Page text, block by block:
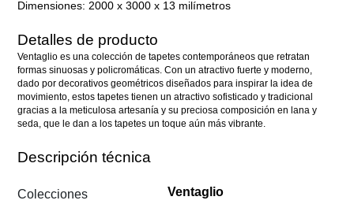
Dimensiones: 2000 x 3000 x 13 milímetros
Detalles de producto
Ventaglio es una colección de tapetes contemporáneos que retratan
formas sinuosas y policromáticas. Con un atractivo fuerte y moderno,
dado por decorativos geométricos diseñados para inspirar la idea de
movimiento, estos tapetes tienen un atractivo sofisticado y tradicional
gracias a la meticulosa artesanía y su preciosa composición en lana y
seda, que le dan a los tapetes un toque aún más vibrante.
Descripción técnica
Colecciones
Ventaglio